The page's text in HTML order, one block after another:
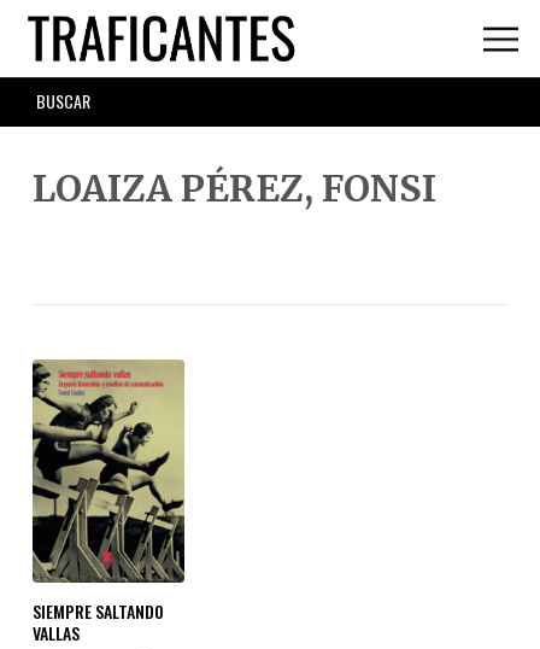
Skip
main
content
SEARCH
FORM
LOAIZA PÉREZ, FONSI
SIEMPRE SALTANDO
VALLAS